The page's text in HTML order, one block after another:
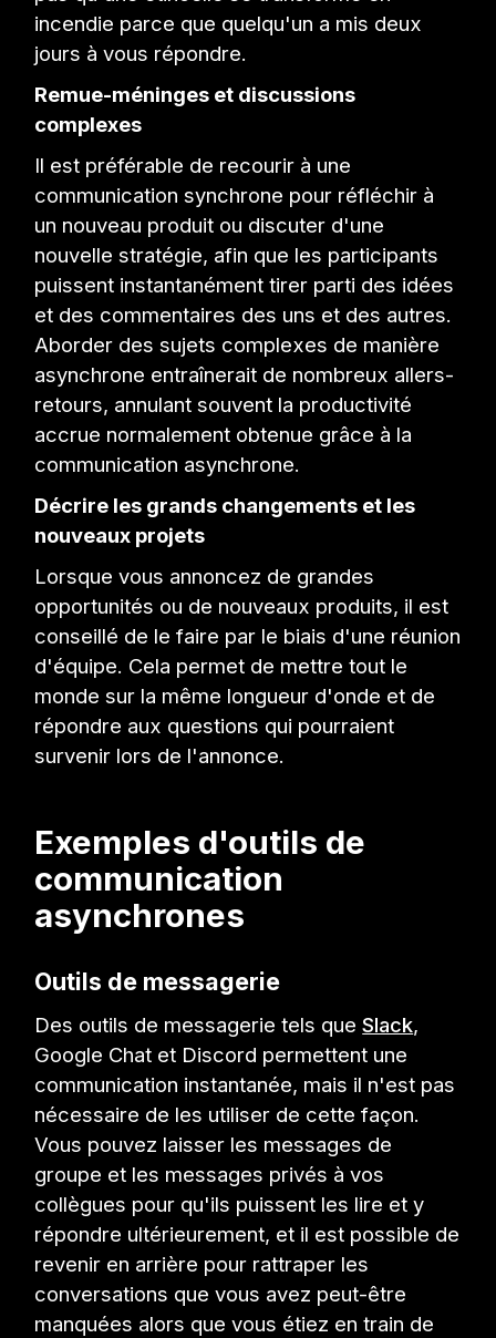
incendie parce que quelqu'un a mis deux
jours à vous répondre.
Remue-méninges et discussions
complexes
Il est préférable de recourir à une
communication synchrone pour réfléchir à
un nouveau produit ou discuter d'une
nouvelle stratégie, afin que les participants
puissent instantanément tirer parti des idées
et des commentaires des uns et des autres.
Aborder des sujets complexes de manière
asynchrone entraînerait de nombreux allers-
retours, annulant souvent la productivité
accrue normalement obtenue grâce à la
communication asynchrone.
Décrire les grands changements et les
nouveaux projets
Lorsque vous annoncez de grandes
opportunités ou de nouveaux produits, il est
conseillé de le faire par le biais d'une réunion
d'équipe. Cela permet de mettre tout le
monde sur la même longueur d'onde et de
répondre aux questions qui pourraient
survenir lors de l'annonce.
Exemples d'outils de
communication
asynchrones
Outils de messagerie
Des outils de messagerie tels queSlack,
Google Chat et Discord permettent une
communication instantanée, mais il n'est pas
nécessaire de les utiliser de cette façon.
Vous pouvez laisser les messages de
groupe et les messages privés à vos
collègues pour qu'ils puissent les lire et y
répondre ultérieurement, et il est possible de
revenir en arrière pour rattraper les
conversations que vous avez peut-être
manquées alors que vous étiez en train de